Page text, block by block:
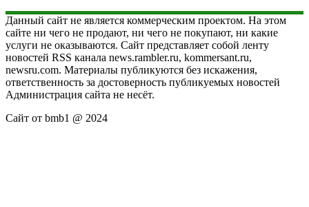
Данный сайт не является коммерческим проектом. На этом
сайте ни чего не продают, ни чего не покупают, ни какие
услуги не оказываются. Сайт представляет собой ленту
новостей RSS канала news.rambler.ru, kommersant.ru,
newsru.com. Материалы публикуются без искажения,
ответственность за достоверность публикуемых новостей
Администрация сайта не несёт.
Сайт от bmb1 @ 2024